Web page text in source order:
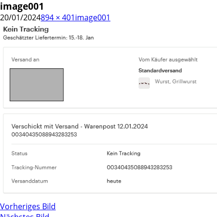
image001
20/01/2024894 × 401image001
Vorheriges Bild